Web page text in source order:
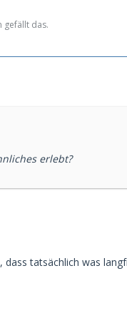
gefällt das.
erlebt?
tatsächlich was